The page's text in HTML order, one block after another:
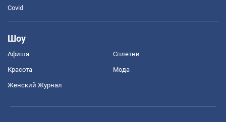
Covid
Шоу
Афиша Сплетни
Красота Мода
Женский Журнал